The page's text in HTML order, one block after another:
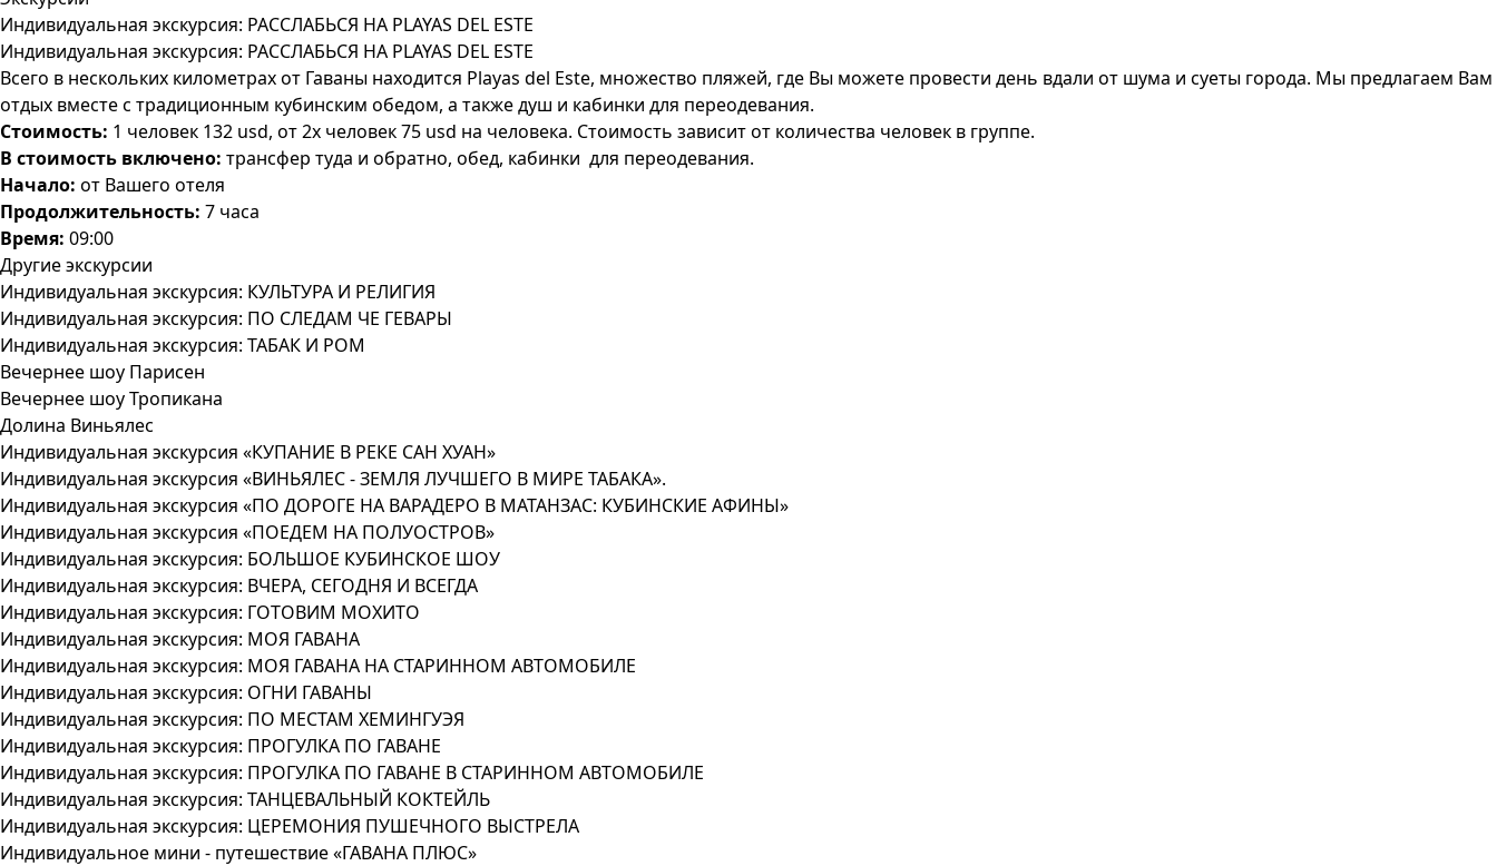
Индивидуальная экскурсия: РАССЛАБЬСЯ НА PLAYAS DEL ESTE
Индивидуальная экскурсия: РАССЛАБЬСЯ НА PLAYAS DEL ESTE
Всего в нескольких километрах от Гаваны находится Playas del Este, множество пляжей, где Вы можете провести день вдали от шума и суеты города. Мы предлагаем Вам
отдых вместе с традиционным кубинским обедом, а также душ и кабинки для переодевания.
Стоимость: 1 человек 132 usd, от 2х человек 75 usd на человека. Стоимость зависит от количества человек в группе.
В стоимость включено: трансфер туда и обратно, обед, кабинки для переодевания.
Начало: от Вашего отеля
Продолжительность: 7 часа
Время: 09:00
Другие экскурсии
Индивидуальная экскурсия: КУЛЬТУРА И РЕЛИГИЯ
Индивидуальная экскурсия: ПО СЛЕДАМ ЧЕ ГЕВАРЫ
Индивидуальная экскурсия: ТАБАК И РОМ
Вечернее шоу Парисен
Вечернее шоу Тропикана
Долина Виньялес
Индивидуальная экскурсия «КУПАНИЕ В РЕКЕ САН ХУАН»
Индивидуальная экскурсия «ВИНЬЯЛЕС - ЗЕМЛЯ ЛУЧШЕГО В МИРЕ ТАБАКА».
Индивидуальная экскурсия «ПО ДОРОГЕ НА ВАРАДЕРО В МАТАНЗАС: КУБИНСКИЕ АФИНЫ»
Индивидуальная экскурсия «ПОЕДЕМ НА ПОЛУОСТРОВ»
Индивидуальная экскурсия: БОЛЬШОЕ КУБИНСКОЕ ШОУ
Индивидуальная экскурсия: ВЧЕРА, СЕГОДНЯ И ВСЕГДА
Индивидуальная экскурсия: ГОТОВИМ МОХИТО
Индивидуальная экскурсия: МОЯ ГАВАНА
Индивидуальная экскурсия: МОЯ ГАВАНА НА СТАРИННОМ АВТОМОБИЛЕ
Индивидуальная экскурсия: ОГНИ ГАВАНЫ
Индивидуальная экскурсия: ПО МЕСТАМ ХЕМИНГУЭЯ
Индивидуальная экскурсия: ПРОГУЛКА ПО ГАВАНЕ
Индивидуальная экскурсия: ПРОГУЛКА ПО ГАВАНЕ В СТАРИННОМ АВТОМОБИЛЕ
Индивидуальная экскурсия: ТАНЦЕВАЛЬНЫЙ КОКТЕЙЛЬ
Индивидуальная экскурсия: ЦЕРЕМОНИЯ ПУШЕЧНОГО ВЫСТРЕЛА
Индивидуальное мини - путешествие «ГАВАНА ПЛЮС»